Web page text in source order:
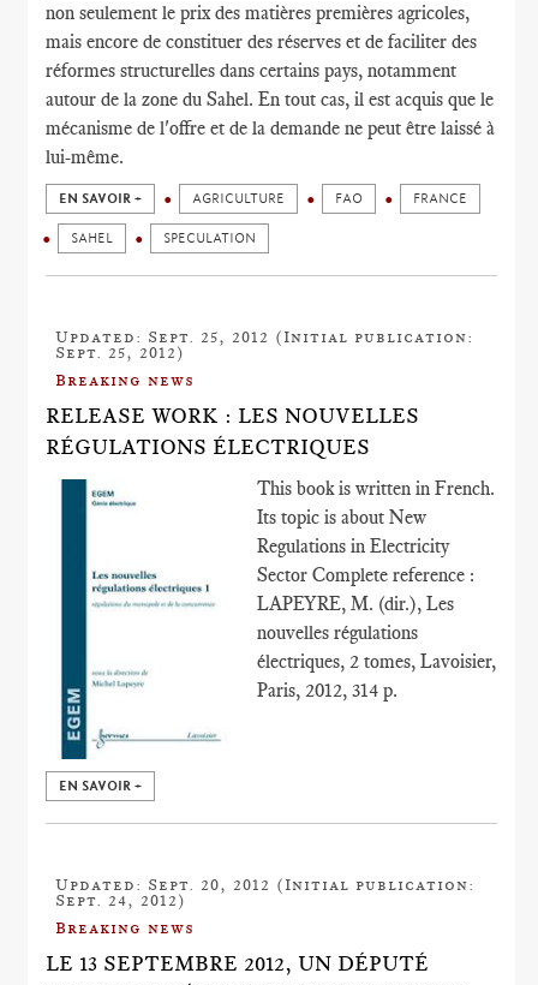
non seulement le prix des matières premières agricoles,
mais encore de constituer des réserves et de faciliter des
réformes structurelles dans certains pays, notamment
autour de la zone du Sahel. En tout cas, il est acquis que le
mécanisme de l'offre et de la demande ne peut être laissé à
lui-même.
EN SAVOIR + AGRICULTURE FAO FRANCE
SAHEL SPECULATION
Updated: Sept. 25, 2012 (Initial publication:
Sept. 25, 2012)
Breaking news
RELEASE WORK : LES NOUVELLES
RÉGULATIONS ÉLECTRIQUES
This book is written in French.
Its topic is about New
Regulations in Electricity
Sector Complete reference :
LAPEYRE, M. (dir.), Les
nouvelles régulations
électriques, 2 tomes, Lavoisier,
Paris, 2012, 314 p.
EN SAVOIR +
Updated: Sept. 20, 2012 (Initial publication:
Sept. 24, 2012)
Breaking news
LE 13 SEPTEMBRE 2012, UN DÉPUTÉ